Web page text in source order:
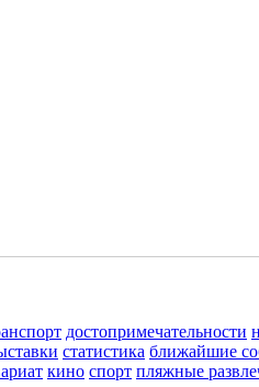
достопримечательности
статистика ближайшие
кино спорт пляжные